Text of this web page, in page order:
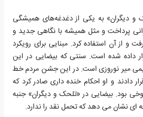
و دیگران» به یکی از دغدغه‌های همیشگی
پرداخت و مثل همیشه با نگاهی جدید و
از آن استفاده کرد. مبنایی برای رویکرد
داده شده است. سنتی که بیضایی در این
میر نوروزی است. در این جشن مردم خط
دادند و او احکام خنده داری صادر کرد که
بود. بیضایی در «تلحک و دیگران» جنبه
ای نشان می دهد که تحمل نقد را ندارد.